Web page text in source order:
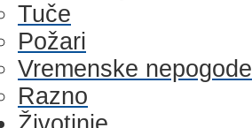
Tuče
Požari
Vremenske nepogode
Razno